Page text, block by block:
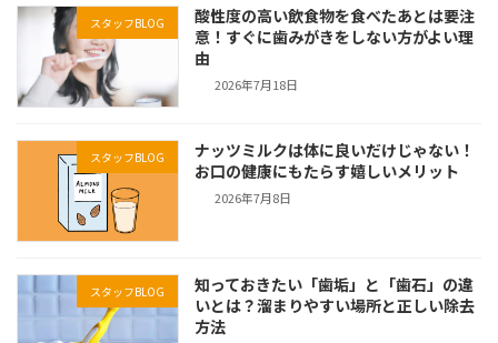
スタッフBLOG
酸性度の高い飲食物を食べたあとは要注
意！すぐに歯みがきをしない方がよい理
由
2026年7月18日
スタッフBLOG
ナッツミルクは体に良いだけじゃない！
お口の健康にもたらす嬉しいメリット
2026年7月8日
スタッフBLOG
知っておきたい「歯垢」と「歯石」の違
いとは？溜まりやすい場所と正しい除去
方法